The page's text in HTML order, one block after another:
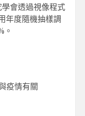
會透過視像程式
年度隨機抽樣調
。
疫情有關